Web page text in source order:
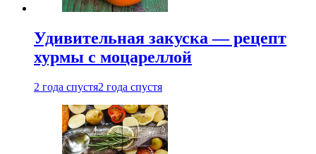
Удивительная закуска — рецепт
хурмы с моцареллой
2 года спустя2 года спустя